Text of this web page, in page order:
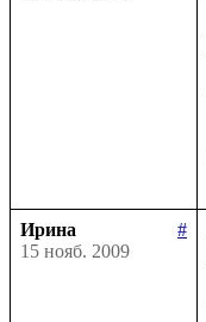
Ирина
#
15 нояб. 2009